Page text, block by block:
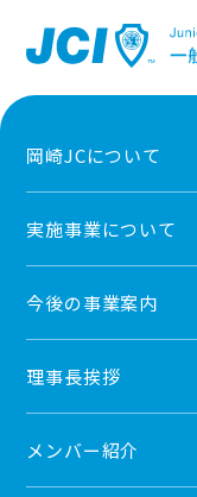
岡崎JCについて
実施事業について
今後の事業案内
理事長挨拶
メンバー紹介